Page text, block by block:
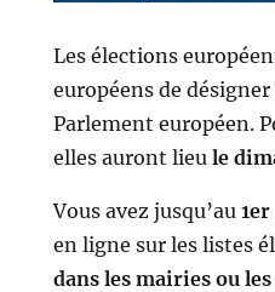
Les élections
européens de
Parlement européen.
elles auront lieu le
Vous avez jusqu’au
en ligne sur les listes
dans les mairies ou